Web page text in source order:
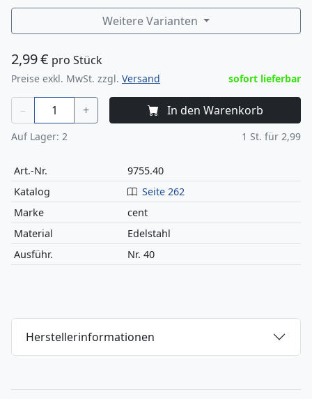
Weitere Varianten
2,99€ pro Stück
Preise exkl. MwSt. zzgl. Versand sofort lieferbar
– + In den Warenkorb
Auf Lager: 2 1 St. für 2,99
Art.-Nr.
9755.40
Katalog
Seite 262
Marke
cent
Material
Edelstahl
Ausführ.
Nr. 40
Herstellerinformationen